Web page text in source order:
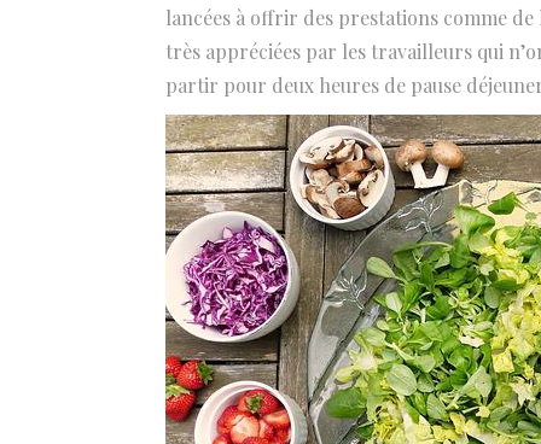
lancées à offrir des prestations comme
très appréciées par les travailleurs qui
partir pour deux heures de pause